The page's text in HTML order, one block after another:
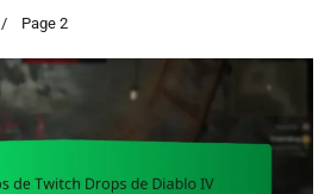
Page 2